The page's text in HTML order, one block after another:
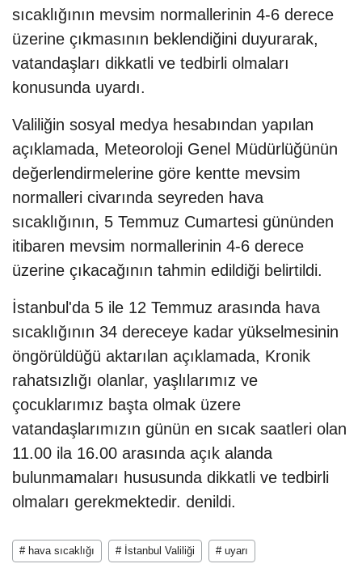
sıcaklığının mevsim normallerinin 4-6 derece
üzerine çıkmasının beklendiğini duyurarak,
vatandaşları dikkatli ve tedbirli olmaları
konusunda uyardı.
Valiliğin sosyal medya hesabından yapılan
açıklamada, Meteoroloji Genel Müdürlüğünün
değerlendirmelerine göre kentte mevsim
normalleri civarında seyreden hava
sıcaklığının, 5 Temmuz Cumartesi gününden
itibaren mevsim normallerinin 4-6 derece
üzerine çıkacağının tahmin edildiği belirtildi.
İstanbul'da 5 ile 12 Temmuz arasında hava
sıcaklığının 34 dereceye kadar yükselmesinin
öngörüldüğü aktarılan açıklamada, Kronik
rahatsızlığı olanlar, yaşlılarımız ve
çocuklarımız başta olmak üzere
vatandaşlarımızın günün en sıcak saatleri olan
11.00 ila 16.00 arasında açık alanda
bulunmamaları hususunda dikkatli ve tedbirli
olmaları gerekmektedir. denildi.
# hava sıcaklığı # İstanbul Valiliği # uyarı